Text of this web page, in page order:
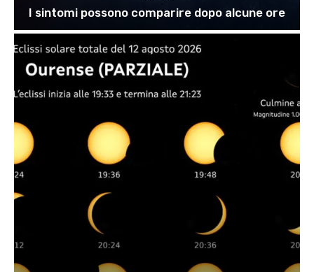
I sintomi possono comparire dopo alcune ore